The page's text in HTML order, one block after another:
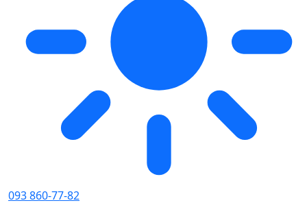
093 860-77-82